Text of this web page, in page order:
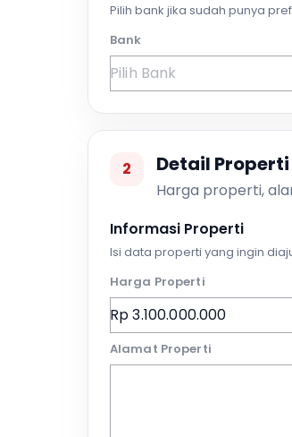
Pilih bank jika sudah punya
Bank
2 Detail
Harga properti,
Informasi Properti
Isi data properti yang ingin
Harga Properti
Alamat Properti